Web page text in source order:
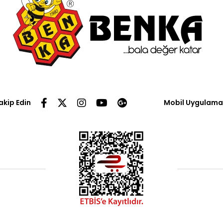
Edin Mobil